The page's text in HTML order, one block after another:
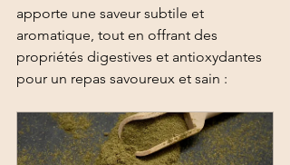
apporte une saveur subtile et
aromatique, tout en offrant des
propriétés digestives et antioxydantes
pour un repas savoureux et sain :